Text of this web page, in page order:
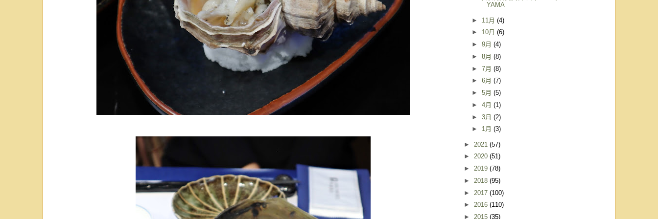
YAMA
► 11月 (4)
► 10月 (6)
► 9月 (4)
► 8月 (8)
► 7月 (8)
► 6月 (7)
► 5月 (5)
► 4月 (1)
► 3月 (2)
► 1月 (3)
► 2021 (57)
► 2020 (51)
► 2019 (78)
► 2018 (95)
► 2017 (100)
► 2016 (110)
► 2015 (35)